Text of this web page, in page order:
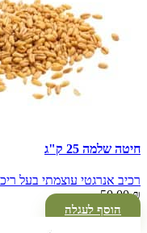
חיטה שלמה 25 ק"ג
רכיב אנרגטי עוצמתי בעל
50.00₪
הוסף לעגלה